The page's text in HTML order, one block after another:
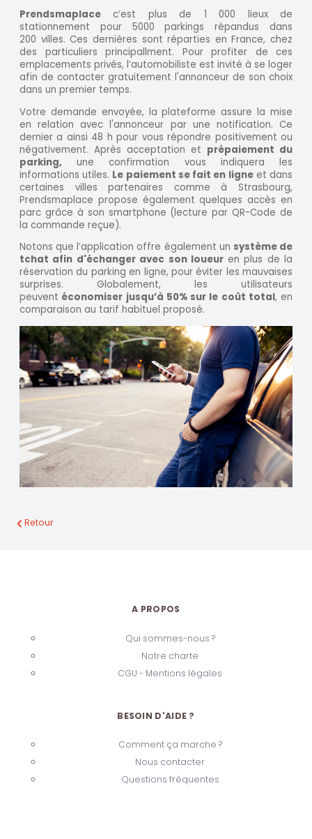
Prendsmaplace c’est plus de 1 000 lieux de
stationnement pour 5000 parkings répandus dans
200 villes. Ces dernières sont réparties en France, chez
des particuliers principallment. Pour profiter de ces
emplacements privés, l’automobiliste est invité à se loger
afin de contacter gratuitement l'annonceur de son choix
dans un premier temps.
Votre demande envoyée, la plateforme assure la mise
en relation avec l'annonceur par une notification. Ce
dernier a ainsi 48 h pour vous répondre positivement ou
négativement. Après acceptation et prépaiement du
parking, une confirmation vous indiquera les
informations utiles. Le paiement se fait en ligneet dans
certaines villes partenaires comme à Strasbourg,
Prendsmaplace propose également quelques accès en
parc grâce à son smartphone (lecture par QR-Code de
la commande reçue).
Notons que l’application offre également un système de
tchat afin d'échanger avec son loueur en plus de la
réservation du parking en ligne, pour éviter les mauvaises
surprises. Globalement, les utilisateurs
peuvent économiser jusqu’à 50% sur le coût total, en
comparaison au tarif habituel proposé.
Retour
A PROPOS
Qui sommes-nous ?
Notre charte
CGU - Mentions légales
BESOIN D'AIDE ?
Comment ça marche ?
Nous contacter
Questions fréquentes